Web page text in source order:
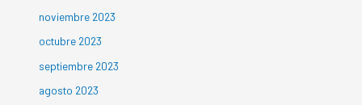
noviembre 2023
octubre 2023
septiembre 2023
agosto 2023